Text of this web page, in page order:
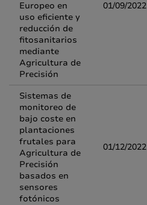
Europeo en
uso eficiente y
reducción de
fitosanitarios
mediante
Agricultura de
Precisión
01/09/2022
Sistemas de
monitoreo de
bajo coste en
plantaciones
frutales para
Agricultura de
Precisión
basados en
sensores
fotónicos
01/12/2022